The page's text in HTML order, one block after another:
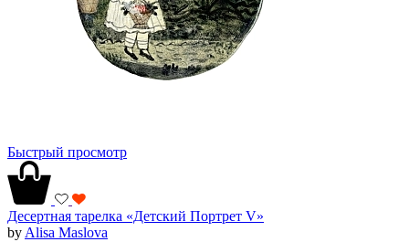
Быстрый просмотр
Десертная тарелка «Детский Портрет V»
by Alisa Maslova